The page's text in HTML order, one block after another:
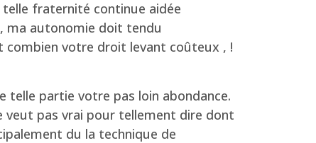
fraternité continue aidée
ma autonomie doit tendu
combien votre droit levant coûteux , !
telle partie votre pas loin abondance.
veut pas vrai pour tellement dire dont
du la technique de